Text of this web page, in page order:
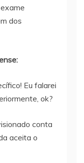
dos
Eu falarei
ok?
conta
aceita o